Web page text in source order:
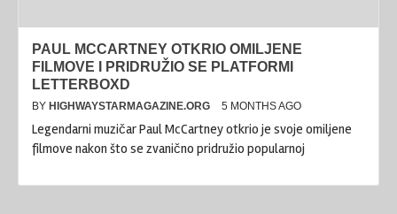
PAUL MCCARTNEY OTKRIO OMILJENE
FILMOVE I PRIDRUŽIO SE PLATFORMI
LETTERBOXD
BY HIGHWAYSTARMAGAZINE.ORG 5 MONTHS AGO
Legendarni muzičar Paul McCartney otkrio je svoje omiljene
filmove nakon što se zvanično pridružio popularnoj